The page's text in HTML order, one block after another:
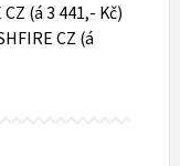
(á 3 441,- Kč)
CZ (á